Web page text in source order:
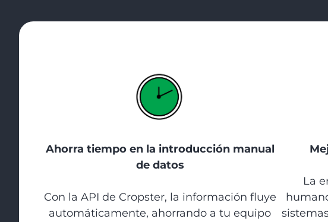
Ahorra tiempo en la introducción manual
de datos
Con la API de Cropster, la información fluye
automáticamente, ahorrando a tu equipo
La